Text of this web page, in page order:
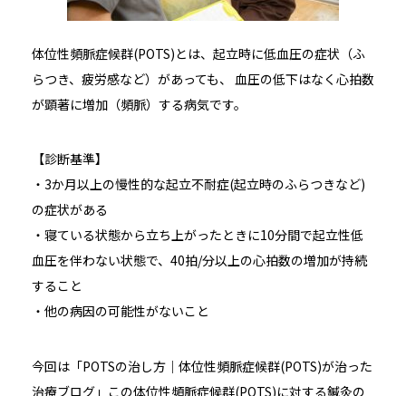
体位性頻脈症候群(POTS)とは、起立時に低血圧の症状（ふ
らつき、疲労感など）があっても、 血圧の低下はなく心拍数
が顕著に増加（頻脈）する病気です。
【診断基準】
・3か月以上の慢性的な起立不耐症(起立時のふらつきなど)
の症状がある
・寝ている状態から立ち上がったときに10分間で起立性低
血圧を伴わない状態で、40拍/分以上の心拍数の増加が持続
すること
・他の病因の可能性がないこと
今回は「POTSの治し方｜体位性頻脈症候群(POTS)が治った
治療ブログ」この体位性頻脈症候群(POTS)に対する鍼灸の